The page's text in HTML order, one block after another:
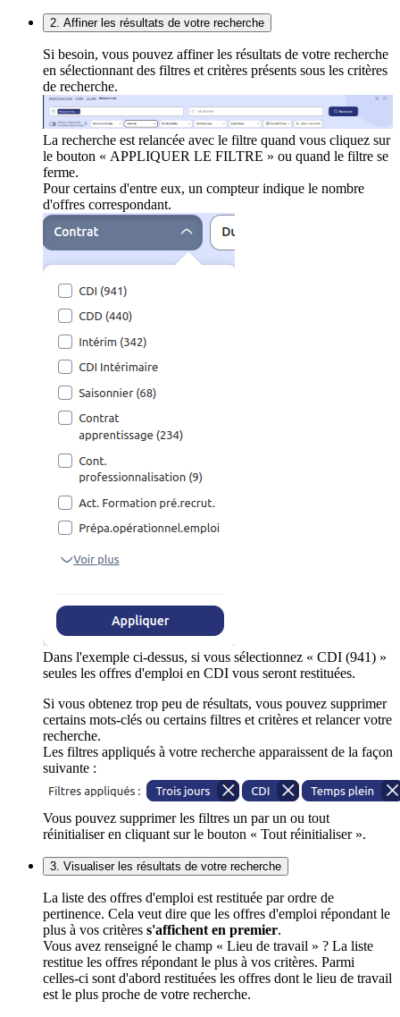
2. Affiner les résultats de votre recherche
Si besoin, vous pouvez affiner les résultats de votre recherche
en sélectionnant des filtres et critères présents sous les critères
de recherche.
La recherche est relancée avec le filtre quand vous cliquez sur
le bouton « APPLIQUER LE FILTRE » ou quand le filtre se
ferme.
Pour certains d'entre eux, un compteur indique le nombre
d'offres correspondant.
Dans l'exemple ci-dessus, si vous sélectionnez « CDI (941) »
seules les offres d'emploi en CDI vous seront restituées.
Si vous obtenez trop peu de résultats, vous pouvez supprimer
certains mots-clés ou certains filtres et critères et relancer votre
recherche.
Les filtres appliqués à votre recherche apparaissent de la façon
suivante :
Vous pouvez supprimer les filtres un par un ou tout
réinitialiser en cliquant sur le bouton « Tout réinitialiser ».
3. Visualiser les résultats de votre recherche
La liste des offres d'emploi est restituée par ordre de
pertinence. Cela veut dire que les offres d'emploi répondant le
plus à vos critères s'affichent en premier.
Vous avez renseigné le champ « Lieu de travail » ? La liste
restitue les offres répondant le plus à vos critères. Parmi
celles-ci sont d'abord restituées les offres dont le lieu de travail
est le plus proche de votre recherche.